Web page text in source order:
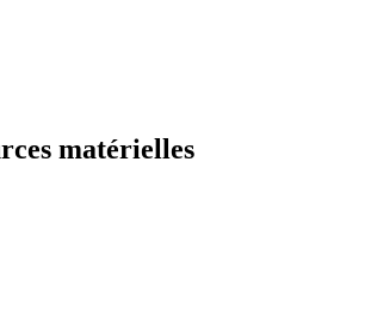
matérielles